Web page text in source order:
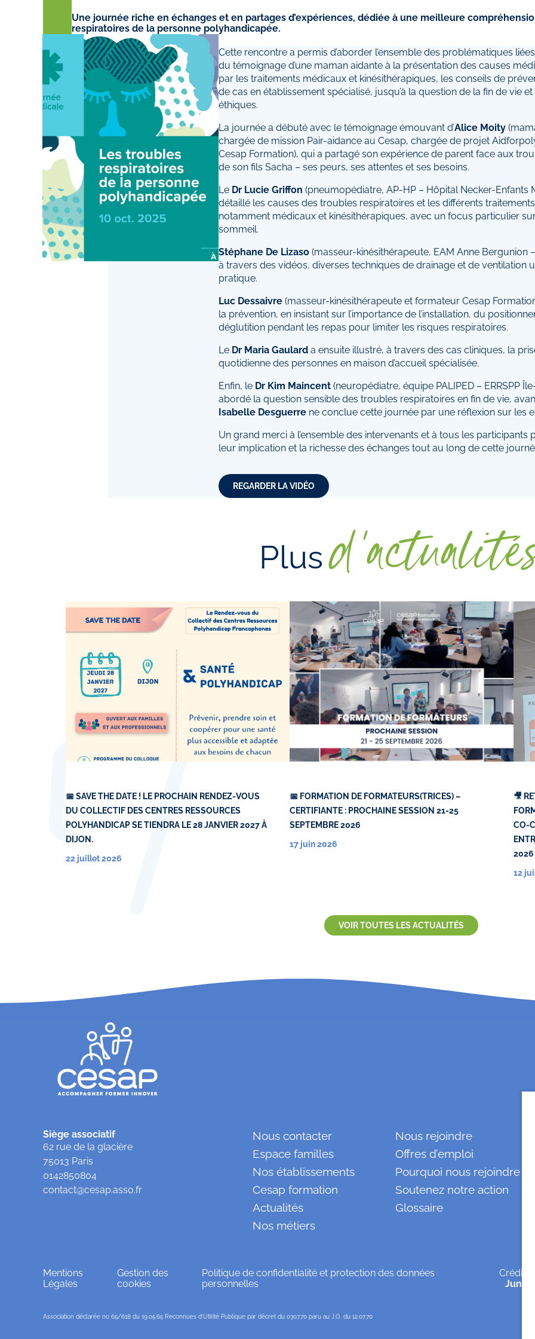
Une journée riche en échanges et en partages d’expériences, dédiée à une meilleure
respiratoires de la personne polyhandicapée.
Cette rencontre a permis d’aborder l’ensemble des problématiques liées
du témoignage d’une maman aidante à la présentation des causes
par les traitements médicaux et kinésithérapiques, les conseils de
de cas en établissement spécialisé, jusqu’à la question de la fin de vie et
éthiques.
La journée a débuté avec le témoignage émouvant d’Alice Moity
chargée de mission Pair-aidance au Cesap, chargée de projet
Cesap Formation), qui a partagé son expérience de parent face aux
de son fils Sacha – ses peurs, ses attentes et ses besoins.
Le Dr Lucie Griffon (pneumopédiatre, AP-HP – Hôpital Necker-Enfants
détaillé les causes des troubles respiratoires et les différents traitements
notamment médicaux et kinésithérapiques, avec un focus particulier
sommeil.
Stéphane De Lizaso(masseur-kinésithérapeute, EAM Anne Bergunion –
à travers des vidéos, diverses techniques de drainage et de ventilation
pratique.
Luc Dessaivre(masseur-kinésithérapeute et formateur Cesap
la prévention, en insistant sur l’importance de l’installation, du
déglutition pendant les repas pour limiter les risques respiratoires.
Le Dr Maria Gaularda ensuite illustré, à travers des cas cliniques, la
quotidienne des personnes en maison d’accueil spécialisée.
Enfin, le Dr Kim Maincent(neuropédiatre, équipe PALIPED – ERRSPP
abordé la question sensible des troubles respiratoires en fin de vie,
Isabelle Desguerrene conclue cette journée par une réflexion sur les
Un grand merci à l’ensemble des intervenants et à tous les participants
leur implication et la richesse des échanges tout au long de cette
REGARDER LA VIDÉO
Plus
📅 SAVE THE DATE ! LE PROCHAIN RENDEZ-VOUS
DU COLLECTIF DES CENTRES RESSOURCES
POLYHANDICAP SE TIENDRA LE 28 JANVIER 2027 À
DIJON.
22 juillet 2026
📅 FORMATION DE FORMATEURS(TRICES) –
CERTIFIANTE : PROCHAINE SESSION 21-25
SEPTEMBRE 2026
17 juin 2026
🎥
CO-
2026
12
VOIR TOUTES LES ACTUALITÉS
Siège associatif
62 rue de la glacière
75013 Paris
0142850804
contact@cesap.asso.fr
Nous contacter
Espace familles
Nos établissements
Cesap formation
Actualités
Nos métiers
Nous rejoindre
Offres d’emploi
Pourquoi nous rejoindre ?
Soutenez notre action
Glossaire
Mentions
Légales
Gestion des
cookies
Politique de confidentialité et protection des données
personnelles
Crédits
Jungle
Association déclarée no 65/618 du 19.05.65 Reconnues d’Utilité Publique par décret du 0307.70 paru au J.O. du 12.07.70